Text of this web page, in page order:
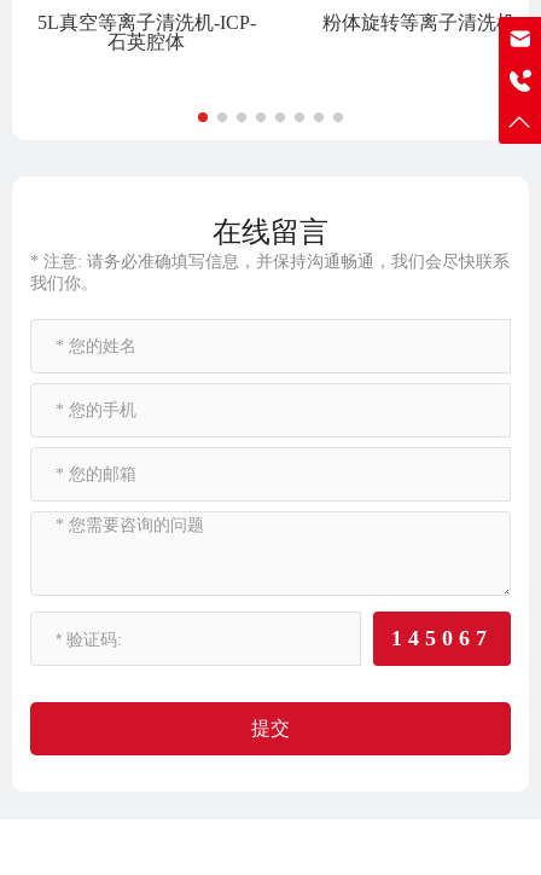
5L真空等离子清洗机-ICP-
石英腔体
粉体旋转等离子清洗机
在线留言
* 注意: 请务必准确填写信息，并保持沟通畅通，我们会尽快联系
我们你。
145067
提交